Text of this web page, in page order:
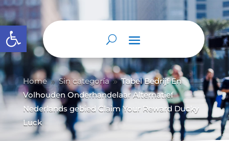
Abrir barra de herramientas
Home 9 Sin categoría 9 Tabel Bedrijf En
Volhouden Onderhandelaar Alternatief
Nederlands gebied Claim Your Reward Ducky
Luck